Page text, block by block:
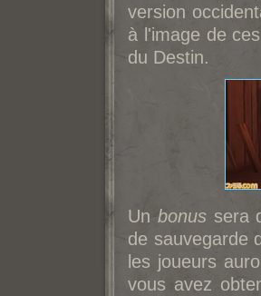
version
à l'image de
du Destin.
Un bonussera
de sauvegarde
les joueurs
vous avez